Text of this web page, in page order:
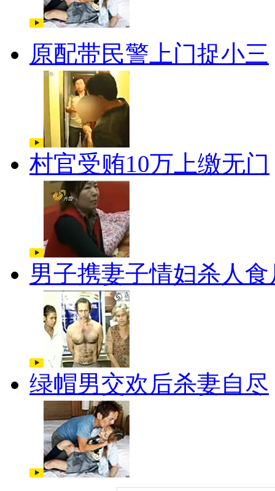
原配带民警上门捉小三
村官受贿10万上缴无门
男子携妻子情妇杀人食
绿帽男交欢后杀妻自尽